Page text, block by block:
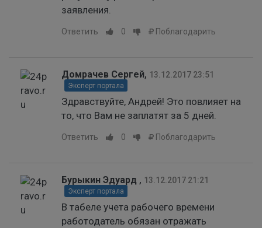
заявления.
Ответить 0 Поблагодарить
Домрачев Сергей, 13.12.2017 23:51
Эксперт портала
Здравствуйте, Андрей! Это повлияет на
то, что Вам не заплатят за 5 дней.
Ответить 0 Поблагодарить
Бурыкин Эдуард , 13.12.2017 21:21
Эксперт портала
В табеле учета рабочего времени
работодатель обязан отражать